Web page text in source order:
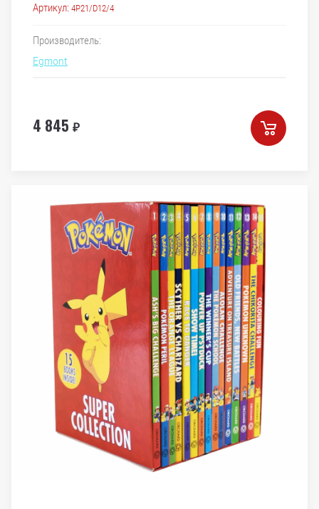
Артикул: 4P21/D12/4
Производитель:
Egmont
4 845 ₽